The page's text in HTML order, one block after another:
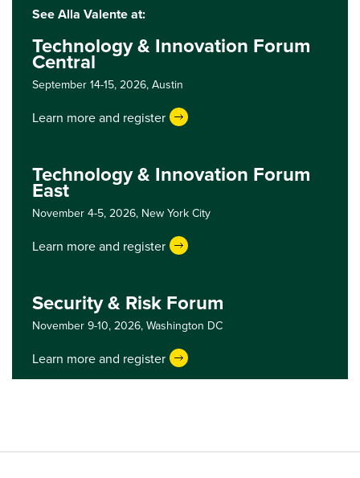
See Alla Valente at:
Technology & Innovation Forum
Central
September 14-15, 2026, Austin
Learn more and register
Technology & Innovation Forum
East
November 4-5, 2026, New York City
Learn more and register
Security & Risk Forum
November 9-10, 2026, Washington DC
Learn more and register